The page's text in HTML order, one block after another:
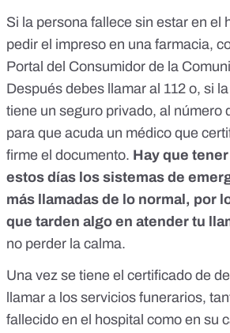
Si la persona fallece sin estar en el
pedir el impreso en una farmacia,
Portal del Consumidor de la
Después debes llamar al 112 o, si
tiene un seguro privado, al número
para que acuda un médico que
firme el documento. Hay que
estos días los sistemas de
más llamadas de lo normal, por
que tarden algo en atender tu
no perder la calma.
Una vez se tiene el certificado de
llamar a los servicios funerarios,
fallecido en el hospital como en su